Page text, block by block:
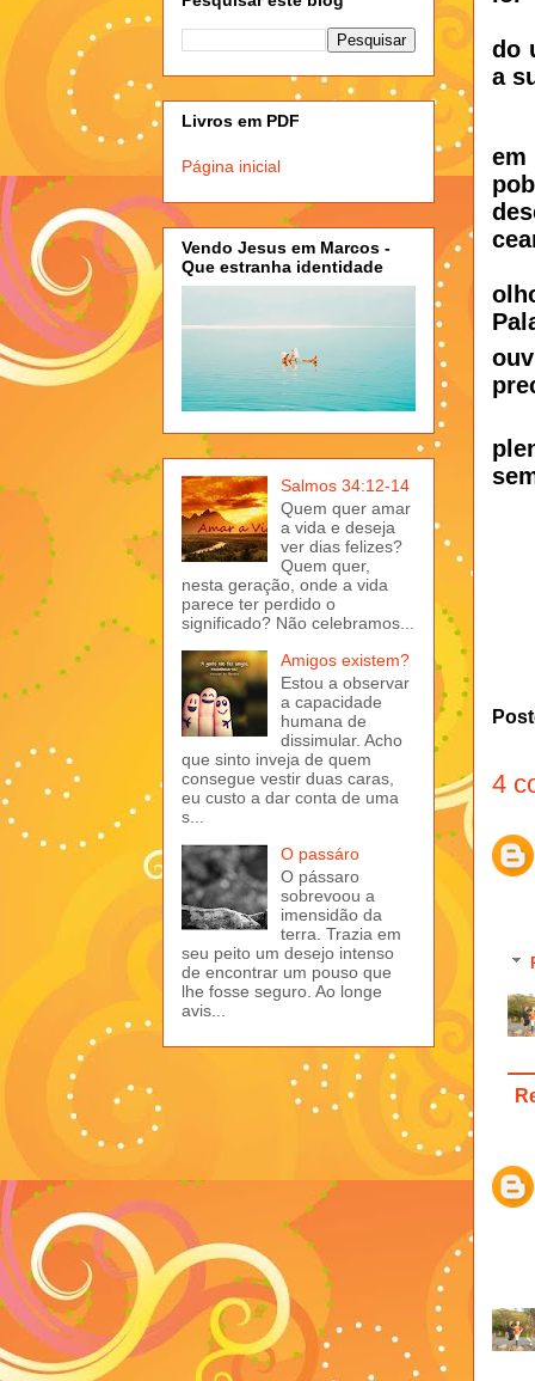
do
a
4
Livros em PDF
Página inicial
Vendo Jesus em Marcos -
Que estranha identidade
Salmos 34:12-14
Quem quer amar
a vida e deseja
ver dias felizes?
Quem quer,
nesta geração, onde a vida
parece ter perdido o
significado? Não celebramos...
Amigos existem?
Estou a observar
a capacidade
humana de
dissimular. Acho
que sinto inveja de quem
consegue vestir duas caras,
eu custo a dar conta de uma
s...
O passáro
O pássaro
sobrevoou a
imensidão da
terra. Trazia em
seu peito um desejo intenso
de encontrar um pouso que
lhe fosse seguro. Ao longe
avis...